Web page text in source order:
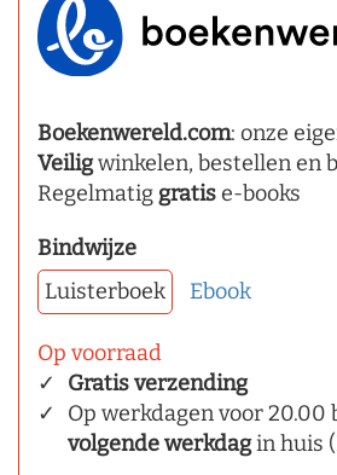
Boekenwereld.com: onze
Veiligwinkelen, bestellen en
Regelmatig gratise-books
Bindwijze
Luisterboek
Ebook
Op voorraad
Gratis verzending
Op werkdagen voor 20.00
volgende werkdagin huis